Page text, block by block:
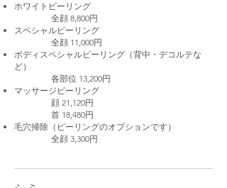
ホワイトピーリング
全顔 8,800円
スペシャルピーリング
全顔 11,000円
ボディスペシャルピーリング（背中・デコルテな
ど）
各部位 13,200円
マッサージピーリング
顔 21,120円
首 18,480円
毛穴掃除（ピーリングのオプションです）
全顔 3,300円